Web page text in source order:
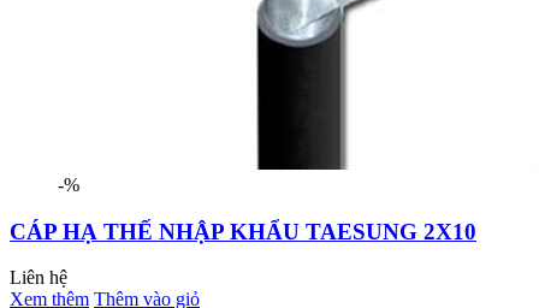
-%
CÁP HẠ THẾ NHẬP KHẨU TAESUNG 2X10
Liên hệ
Xem thêm Thêm vào giỏ